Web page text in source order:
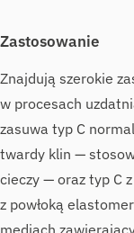
Zastosowanie
Znajdują szerokie
w procesach
zasuwa typ C
twardy klin —
cieczy — oraz typ C
z powłoką
mediach